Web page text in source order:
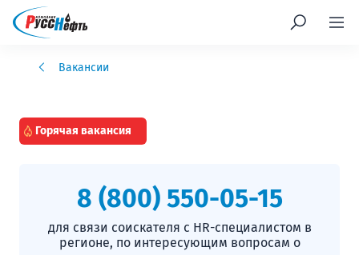
Вакансии
Горячая вакансия
8 (800) 550-05-15
для связи соискателя с HR-специалистом в
регионе, по интересующим вопросам о